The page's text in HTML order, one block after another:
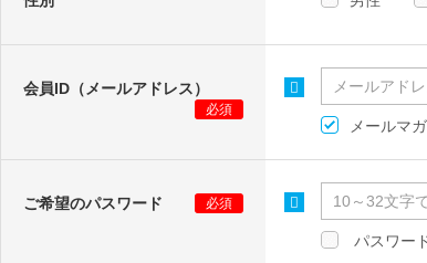
会員ID（メールアドレス）
必須
メールマ
ご希望のパスワード 必須
パスワー